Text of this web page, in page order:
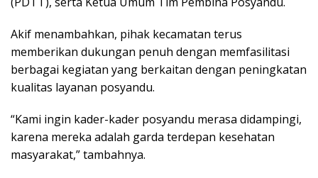
Akif menambahkan, pihak kecamatan terus
memberikan dukungan penuh dengan memfasilitasi
berbagai kegiatan yang berkaitan dengan peningkatan
kualitas layanan posyandu.
“Kami ingin kader-kader posyandu merasa didampingi,
karena mereka adalah garda terdepan kesehatan
masyarakat,” tambahnya.